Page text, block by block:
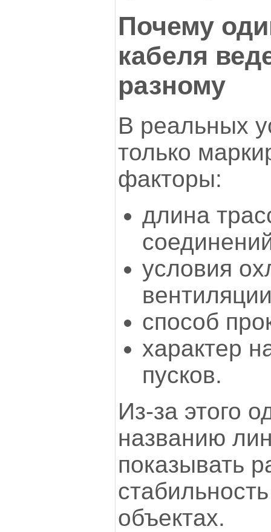
Почему
кабеля
разному
В реальных
только
факторы:
длина
условия
способ
характер
пусков.
Из-за этого
названию
показывать
объектах.